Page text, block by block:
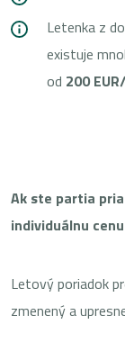
Letenka z
existuje
od 200
Ak ste partia
individuálnu
Letový poriadok
zmenený a